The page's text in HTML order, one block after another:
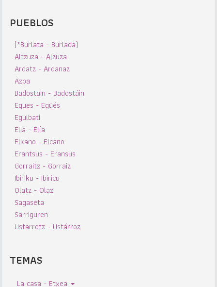
PUEBLOS
(*Burlata - Burlada)
Altzuza - Alzuza
Ardatz - Ardanaz
Azpa
Badostain - Badostáin
Egues - Egüés
Egulbati
Elia - Elía
Elkano - Elcano
Erantsus - Eransus
Gorraitz - Gorraiz
Ibiriku - Ibiricu
Olatz - Olaz
Sagaseta
Sarriguren
Ustarrotz - Ustárroz
TEMAS
La casa - Etxea